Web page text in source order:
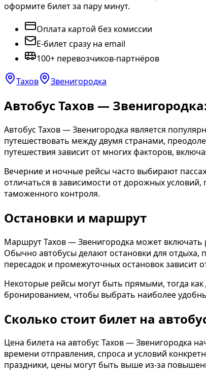
оформите билет за пару минут.
Оплата картой без комиссии
E-билет сразу на email
100+ перевозчиков-партнёров
Тахов Звенигородка
Автобус Тахов —
Автобус Тахов — Звенигородка является
путешествовать между двумя странами,
путешествия зависит от многих факторов,
Вечерние и ночные рейсы часто выбирают
отличаться в зависимости от дорожных
таможенного контроля.
Остановки и маршрут
Маршрут Тахов — Звенигородка может включать
Обычно автобусы делают остановки для отдыха,
пересадок и промежуточных остановок
Некоторые рейсы могут быть прямыми, тогда
бронированием, чтобы выбрать наиболее
Сколько стоит билет на
Цена билета на автобус Тахов — Звенигородка
времени отправления, спроса и условий
праздники, цены могут быть выше из-за